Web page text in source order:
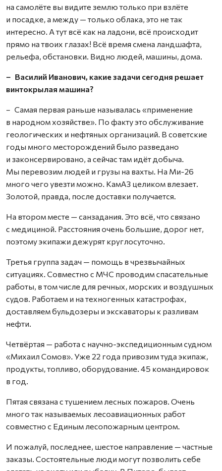
на самолёте вы видите землю только при взлёте
и посадке, а между — только облака, это не так
интересно. А тут всё как на ладони, всё происходит
прямо на твоих глазах! Всё время смена ландшафта,
рельефа, обстановки. Видно людей, машины, дома.
– Василий Иванович, какие задачи сегодня решает
винтокрылая машина?
– Самая первая раньше называлась «применение
в народном хозяйстве». По факту это обслуживание
геологических и нефтяных организаций. В советские
годы много месторождений было разведано
и законсервировано, а сейчас там идёт добыча.
Мы перевозим людей и грузы на вахты. На Ми-26
много чего увезти можно. КамАЗ целиком влезает.
Золотой, правда, после доставки получается.
На втором месте — санзадания. Это всё, что связано
с медициной. Расстояния очень большие, дорог нет,
поэтому экипажи дежурят круглосуточно.
Третья группа задач — помощь в чрезвычайных
ситуациях. Совместно с МЧС проводим спасательные
работы, в том числе для речных, морских и воздушных
судов. Работаем и на техногенных катастрофах,
доставляем бульдозеры и экскаваторы к разливам
нефти.
Четвёртая — работа с научно-экспедиционным судном
«Михаил Сомов». Уже 22 года привозим туда экипаж,
продукты, топливо, оборудование. 4­5 командировок
в год.
Пятая связана с тушением лесных пожаров. Очень
много так называемых лесоавиационных работ
совместно с Единым лесопожарным центром.
И пожалуй, последнее, шестое направление — частные
заказы. Состоятельные люди могут позволить себе